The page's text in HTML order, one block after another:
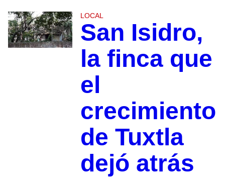
LOCAL
San Isidro,
la finca que
el
crecimiento
de Tuxtla
dejó atrás